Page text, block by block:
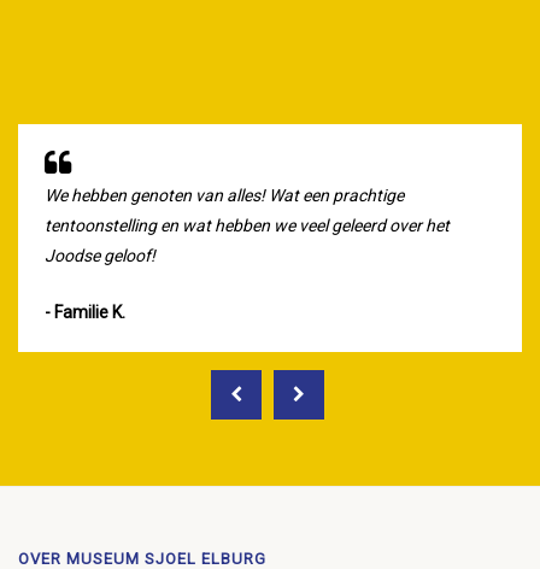
We hebben genoten van alles! Wat een prachtige
tentoonstelling en wat hebben we veel geleerd over het
Joodse geloof!
Familie K.
OVER MUSEUM SJOEL ELBURG